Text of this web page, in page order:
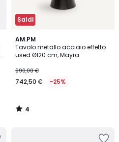
Saldi
AM.PM
Tavolo metallo acciaio effetto
used Ø120 cm, Mayra
990,00 €
742,50 € -25%
4
/
5
4
/